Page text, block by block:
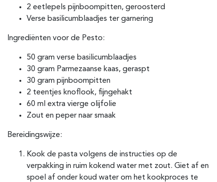
2 eetlepels pijnboompitten, geroosterd
Verse basilicumblaadjes ter garnering
Ingrediënten voor de Pesto:
50 gram verse basilicumblaadjes
30 gram Parmezaanse kaas, geraspt
30 gram pijnboompitten
2 teentjes knoflook, fijngehakt
60 ml extra vierge olijfolie
Zout en peper naar smaak
Bereidingswijze:
Kook de pasta volgens de instructies op de
verpakking in ruim kokend water met zout. Giet af en
spoel af onder koud water om het kookproces te